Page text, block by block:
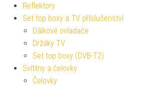
Reflektory
Set top boxy a TV příslušenství
Dálkové ovladače
Držáky TV
Set top boxy (DVB-T2)
Svítilny a čelovky
Čelovky